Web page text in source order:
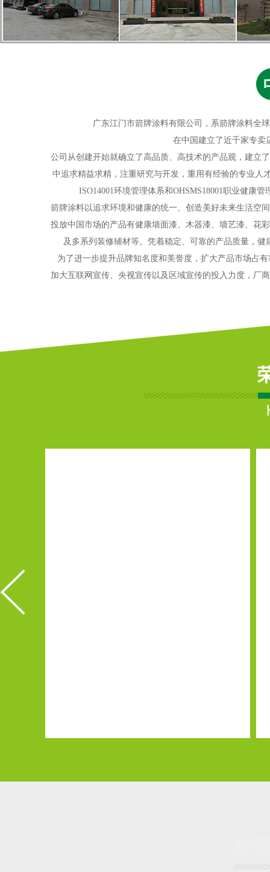
广东江门市箭牌涂料有限公司 ，系箭牌涂料全
在中国建立了近千家专卖
公司从创建开始就确立了高品质、高技术的产品观，建立
中追求精益求精，注重研究与开发，重用有经验的专业人
ISO14001环境管理体系和OHSMS18001职业健康
箭牌涂料以追求环境和健康的统一、创造美好未来生活空
投放中国市场的产品有健康墙面漆、木器漆、墙艺漆、花
及多系列装修辅材等。凭着稳定、可靠的产品质量，
为了进一步提升品牌知名度和美誉度，扩大产品市场占
加大互联网宣传、央视宣传以及区域宣传的投入力度，厂